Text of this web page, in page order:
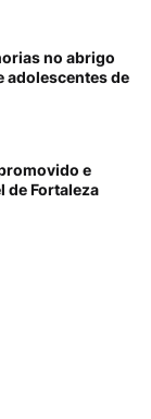
no abrigo
adolescentes de
e
de Fortaleza